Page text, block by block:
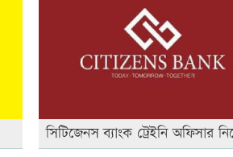
সিটিজেনস ব্যাংক ট্রেইনি অফিসার